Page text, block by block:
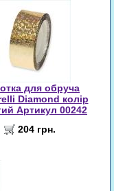
для обруча
Diamond колір
Артикул 00242
204 грн.